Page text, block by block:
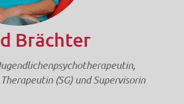
Brächter
(SG) und Supervisorin